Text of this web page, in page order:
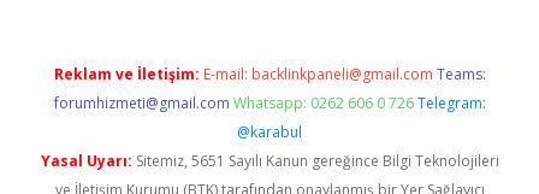
Reklam ve İletişim: E-mail: backlinkpaneli@gmail.com Teams:
forumhizmeti@gmail.com Whatsapp: 0262 606 0 726 Telegram:
@karabul
Yasal Uyarı: Sitemiz, 5651 Sayılı Kanun gereğince Bilgi Teknolojileri
ve İletişim Kurumu (BTK) tarafından onaylanmış bir Yer Sağlayıcı